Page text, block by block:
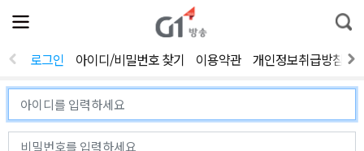
전
체
뉴
열
통
합
색
로그인 아이디/비밀번호 찾기 이용약관 개인정보취급방침